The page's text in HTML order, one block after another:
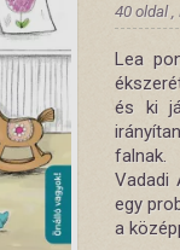
40 oldal
Lea
és ki
falnak.
Vadadi
egy
a